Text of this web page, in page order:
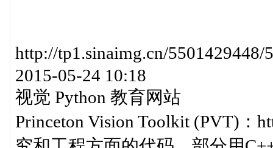
http://tp1.sinaimg.cn/
2015-05-24 10:18
视觉 Python 教育网站
Princeton Vision Toolkit (PVT)：